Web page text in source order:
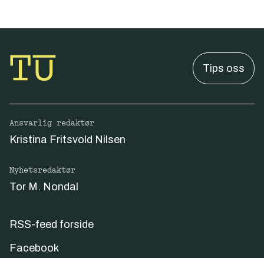
Tips oss
Ansvarlig redaktør
Kristina Fritsvold Nilsen
Nyhetsredaktør
Tor M. Nondal
RSS-feed forside
Facebook